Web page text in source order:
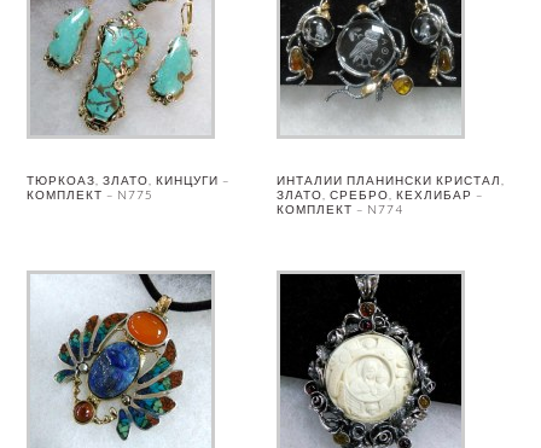
ТЮРКОАЗ, ЗЛАТО, КИНЦУГИ –
КОМПЛЕКТ – N775
ИНТАЛИИ ПЛАНИНСКИ КРИСТАЛ,
ЗЛАТО, СРЕБРО, КЕХЛИБАР –
КОМПЛЕКТ – N774